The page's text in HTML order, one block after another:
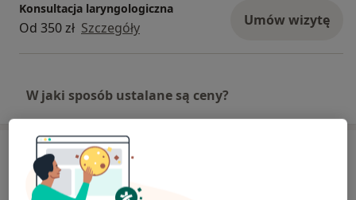
Konsultacja laryngologiczna
Od 350 zł Szczegóły Umów wizytę
W jaki sposób ustalane są ceny?
Adresy (3)
Adres 1 Adres 2